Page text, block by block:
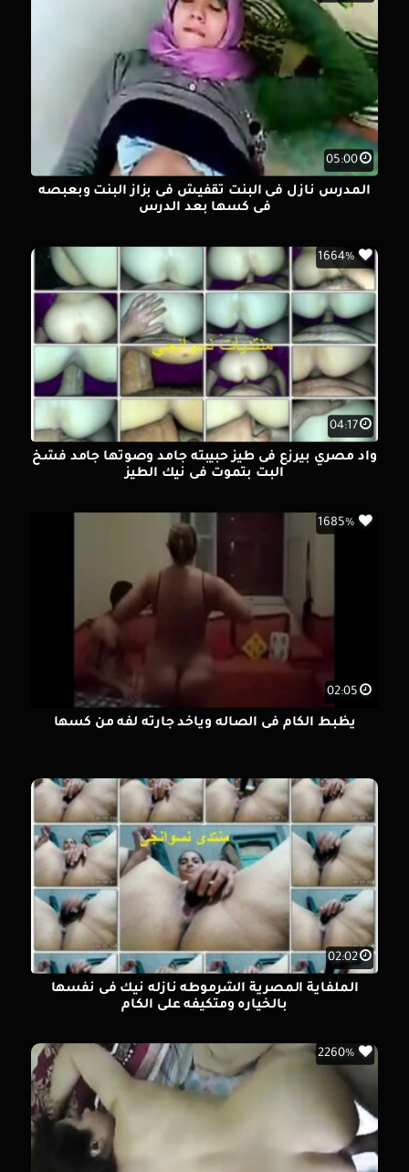
05:00
المدرس نازل فى البنت تقفيش فى بزاز البنت وبعبصه
فى كسها بعد الدرس
04:17
1664%
واد مصري بيرزع فى طيز حبيبته جامد وصوتها جامد فشخ
البت بتموت فى نيك الطيز
02:05
1685%
يظبط الكام فى الصاله وياخد جارته لفه من كسها
02:02
الملفاية المصرية الشرموطه نازله نيك فى نفسها
بالخياره ومتكيفه على الكام
2260%